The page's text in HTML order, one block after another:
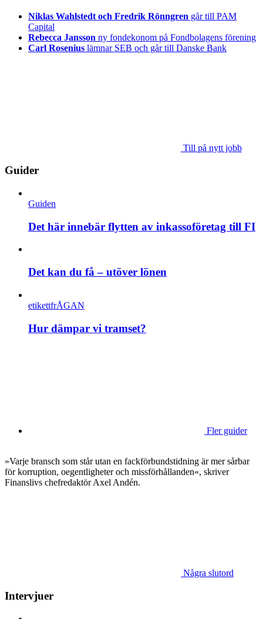
Niklas Wahlstedt och Fredrik Rönngren går till PAM
Capital
Rebecca Jansson ny fondekonom på Fondbolagens förening
Carl Rosenius lämnar SEB och går till Danske Bank
Till på nytt jobb
Guider
Guiden
Det här innebär flytten av inkassoföretag till FI
Det kan du få – utöver lönen
etikettfrÅGAN
Hur dämpar vi tramset?
Fler guider
»Varje bransch som står utan en fackförbundstidning är mer sårbar
för korruption, oegentligheter och missförhållanden«, skriver
Finanslivs chefredaktör Axel Andén.
Några slutord
Intervjuer